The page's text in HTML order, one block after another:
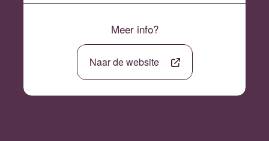
Meer info?
Naar de website